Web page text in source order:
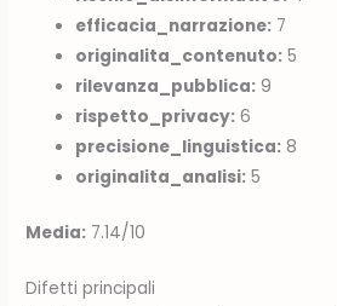
efficacia_narrazione: 7
originalita_contenuto: 5
rilevanza_pubblica: 9
rispetto_privacy: 6
precisione_linguistica: 8
originalita_analisi: 5
Media: 7.14/10
Difetti principali